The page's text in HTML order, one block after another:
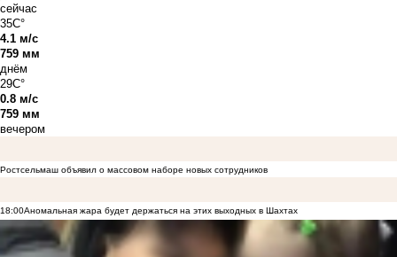
сейчас
35C°
4.1 м/с
759 мм
днём
29C°
0.8 м/с
759 мм
вечером
Ростсельмаш объявил о массовом наборе новых сотрудников
18:00Аномальная жара будет держаться на этих выходных в Шахтах